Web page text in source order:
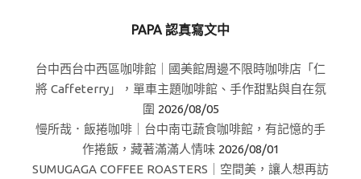
PAPA 認真寫文中
台中西台中西區咖啡館｜國美館周邊不限時咖啡店「仁
將 Caffeterry」，單車主題咖啡館、手作甜點與自在氛
圍 2026/08/05
慢所哉．飯捲咖啡｜台中南屯蔬食咖啡館，有記憶的手
作捲飯，藏著滿滿人情味 2026/08/01
SUMUGAGA COFFEE ROASTERS｜空間美，讓人想再訪